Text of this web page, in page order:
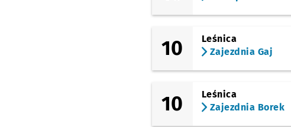
10
Leśnica
Zajezdnia Gaj
10
Leśnica
Zajezdnia Borek